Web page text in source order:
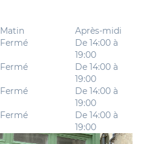
Matin
Après-midi
Fermé
De 14:00 à
19:00
Fermé
De 14:00 à
19:00
Fermé
De 14:00 à
19:00
Fermé
De 14:00 à
19:00